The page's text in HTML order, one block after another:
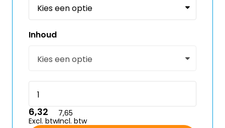
Inhoud
6,32
Excl. btw
7,65
Incl. btw